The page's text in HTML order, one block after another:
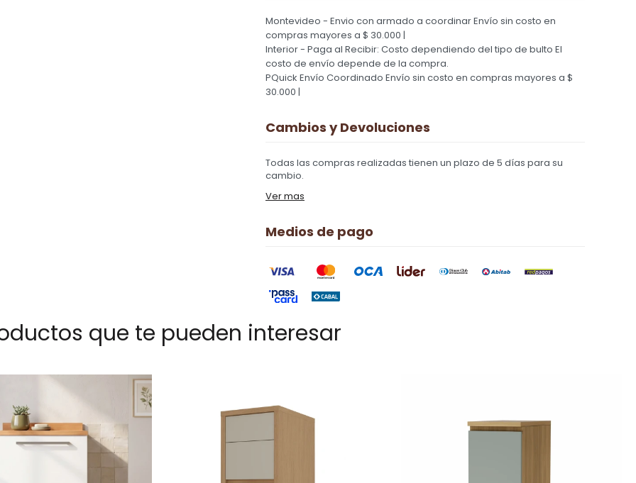
Montevideo - Envio con armado a coordinarEnvío sin costo en
compras mayores a $ 30.000 |
Interior - Paga al Recibir: Costo dependiendo del tipo de bulto El
costo de envío depende de la compra.
PQuick Envío Coordinado Envío sin costo en compras mayores a $
30.000 |
Cambios y Devoluciones
Todas las compras realizadas tienen un plazo de 5 días para su
cambio.
Ver mas
Medios de pago
que te pueden interesar